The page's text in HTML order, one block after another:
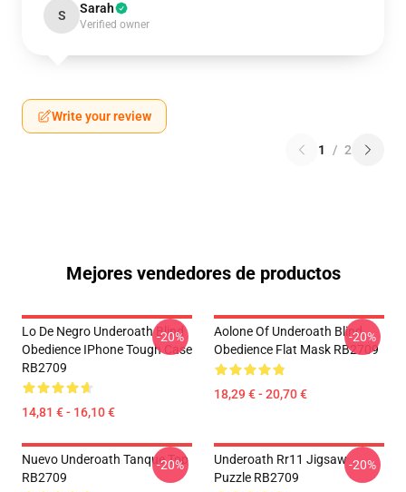
S Sarah
Verified owner
Write your review
1 / 2
Mejores vendedores de productos
Lo De Negro Underoath Blind
Obedience IPhone Tough Case
RB2709
14,81 € - 16,10 €
-20%
Aolone Of Underoath Blind
Obedience Flat Mask RB2709
18,29 € - 20,70 €
-20%
Nuevo Underoath Tanque Top
RB2709
-20%
Underoath Rr11 Jigsaw
Puzzle RB2709
-20%